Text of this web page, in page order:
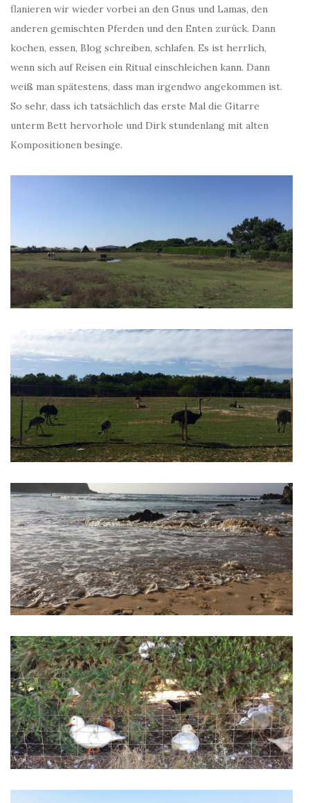
flanieren wir wieder vorbei an den Gnus und Lamas, den
anderen gemischten Pferden und den Enten zurück. Dann
kochen, essen, Blog schreiben, schlafen. Es ist herrlich,
wenn sich auf Reisen ein Ritual einschleichen kann. Dann
weiß man spätestens, dass man irgendwo angekommen ist.
So sehr, dass ich tatsächlich das erste Mal die Gitarre
unterm Bett hervorhole und Dirk stundenlang mit alten
Kompositionen besinge.